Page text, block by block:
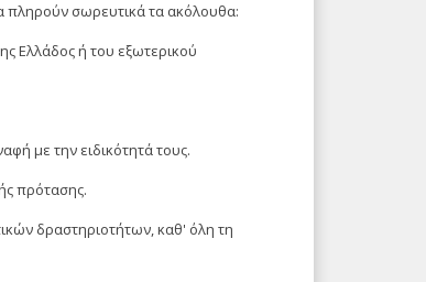
πληρούν σωρευτικά τα ακόλουθα:
Ελλάδος ή του εξωτερικού
με την ειδικότητά τους.
πρότασης.
δραστηριοτήτων, καθ' όλη τη